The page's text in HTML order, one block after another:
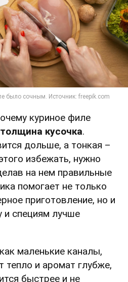
куриное филе
толщина кусочка.
дольше, а тонкая –
избежать, нужно
на нем правильные
помогает не только
приготовление, но и
и специям лучше
маленькие каналы,
тепло и аромат глубже,
быстрее и не